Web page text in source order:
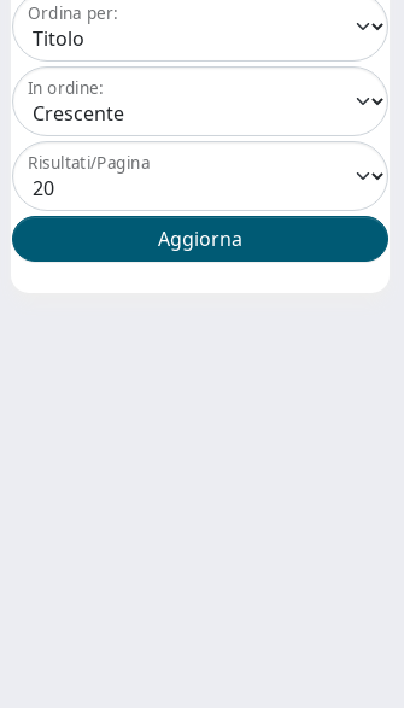
Ordina per:
In ordine:
Risultati/Pagina